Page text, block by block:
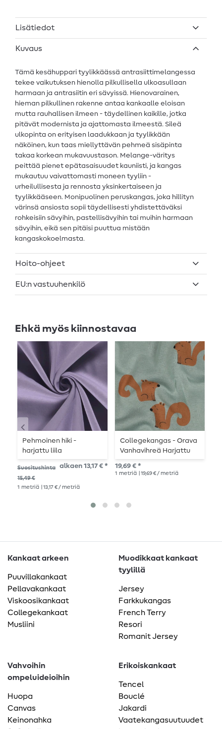
Lisätiedot
Kuvaus
Tämä kesähuppari tyylikkäässä antrasiittimelangessa
tekee vaikutuksen hienolla pilkullisella ulkoasullaan
harmaan ja antrasiitin eri sävyissä. Hienovarainen,
hieman pilkullinen rakenne antaa kankaalle eloisan
mutta rauhallisen ilmeen - täydellinen kaikille, jotka
pitävät modernista ja ajattomasta ilmeestä. Sileä
ulkopinta on erityisen laadukkaan ja tyylikkään
näköinen, kun taas miellyttävän pehmeä sisäpinta
takaa korkean mukavuustason. Melange-väritys
peittää pienet epätasaisuudet kauniisti, ja kangas
mukautuu vaivattomasti moneen tyyliin -
urheilullisesta ja rennosta yksinkertaiseen ja
tyylikkääseen. Monipuolinen peruskangas, joka hillityn
värinsä ansiosta sopii täydellisesti yhdistettäväksi
rohkeisiin sävyihin, pastellisävyihin tai muihin harmaan
sävyihin, eikä sen pitäisi puuttua mistään
kangaskokoelmasta.
Hoito-ohjeet
EU:n vastuuhenkilö
Ehkä myös kiinnostavaa
Pehmoinen hiki -
harjattu liila
Suositushinta
15,49 €
alkaen 13,17 € *
1 metriä | 13,17 € / metriä
Collegekangas - Orava
Vanhavihreä Harjattu
19,69 € *
1 metriä | 19,69 € / metriä
Kankaat arkeen
Puuvillakankaat
Pellavakankaat
Viskoosikankaat
Collegekankaat
Musliini
Muodikkaat kankaat
tyylillä
Jersey
Farkkukangas
French Terry
Resori
Romanit Jersey
Vahvoihin
ompeluideioihin
Huopa
Canvas
Keinonahka
Erikoiskankaat
Tencel
Bouclé
Jakardi
Vaatekangasuutuudet